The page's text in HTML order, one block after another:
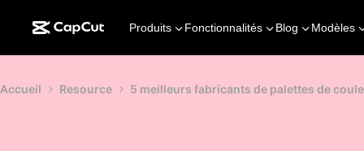
Produits Fonctionnalités Blog Modèles
Accueil Resource 5 meilleurs fabricants de palettes de